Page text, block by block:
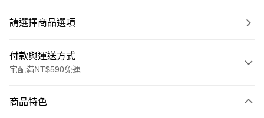
請選擇商品選項
付款與運送方式
宅配滿NT$590免運
信用卡一次付款
商品特色